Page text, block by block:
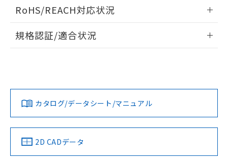
ドすることができます。
ログイン/会員登録
ダウンロードデータをご利用いただく前に、以下を必ずお読
みください。
ソフトウェアの使用条件
RoHS/REACH対応状況
EU RoHS 注意事項・凡例
対応済み
中国 RoHS 注意事項・凡例
規格認証/適合状況
LR型式承認
（イギリス
船舶規格）
DNV型式承認
（ノルウェー
BV型式承認
（フランス
KR型式
（韓国
No No No No
カタログ/データシート/マニュアル
2D CADデータ